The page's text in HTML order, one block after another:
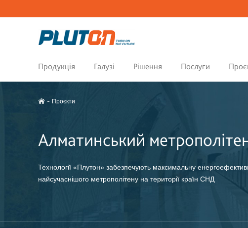
Продукція Галузі Рішення Послуги
Проєкти
Алматинський
Технології «Плутон» забезпечують максимальну
найсучаснішого метрополітену на території країн СНД